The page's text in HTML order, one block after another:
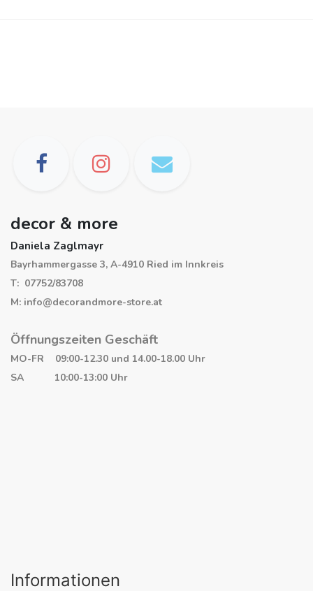
decor & more
Daniela Zaglmayr
Bayrhammergasse 3, A-4910 Ried im Innkreis
T: 07752/83708
M: info@decorandmore-store.at
Öffnungszeiten Geschäft
MO-FR 09:00-12.30 und 14.00-18.00 Uhr
SA 10:00-13:00 Uhr
Informationen